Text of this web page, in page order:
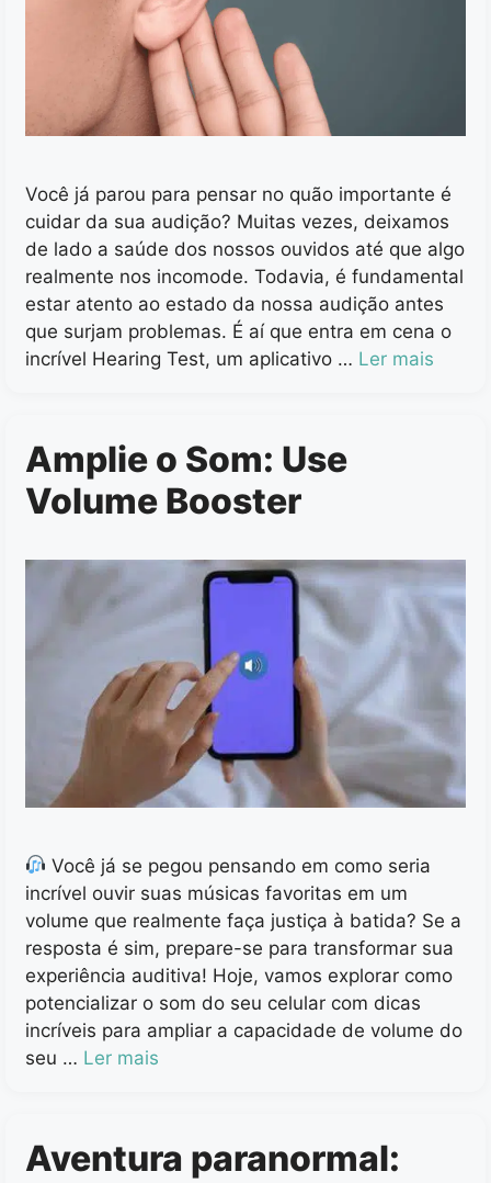
Você já parou para pensar no quão importante é
cuidar da sua audição? Muitas vezes, deixamos
de lado a saúde dos nossos ouvidos até que algo
realmente nos incomode. Todavia, é fundamental
estar atento ao estado da nossa audição antes
que surjam problemas. É aí que entra em cena o
incrível Hearing Test, um aplicativo … Ler mais
Amplie o Som: Use
Volume Booster
Você já se pegou pensando em como seria
incrível ouvir suas músicas favoritas em um
volume que realmente faça justiça à batida? Se a
resposta é sim, prepare-se para transformar sua
experiência auditiva! Hoje, vamos explorar como
potencializar o som do seu celular com dicas
incríveis para ampliar a capacidade de volume do
seu … Ler mais
Aventura paranormal: